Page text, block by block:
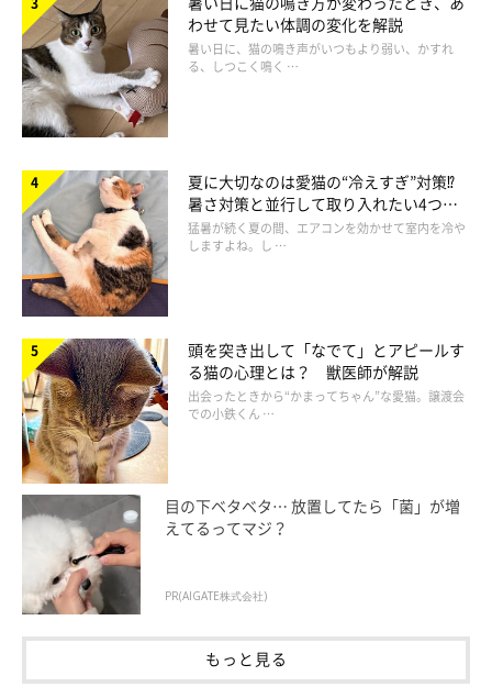
@mpvql
ドヤッ
体の伸び具合やハマり具合も気になりますが、どうしても注目し
てしまうのがくろすけちゃんのこのお顔。ものすごいドヤ顔です
よね！ このお写真を撮ったのは、くろすけちゃんが生後6カ月
頃だったそうで…そんな時期からこんな貫禄が出せてしまうので
わせて見たい体調の変化を解説
暑い日に、猫の鳴き声がいつもより弱い、かすれ
る、しつこく鳴く …
夏に大切なのは愛猫の“冷えすぎ”対策⁉
暑さ対策と並行して取り入れたい4つの
工夫
猛暑が続く夏の間、エアコンを効かせて室内を冷や
しますよね。し …
頭を突き出して「なでて」とアピールす
る猫の心理とは？ 獣医師が解説
出会ったときから“かまってちゃん”な愛猫。譲渡会
での小鉄くん …
目の下ベタベタ… 放置してたら「菌」が増
えてるってマジ？
PR(AIGATE株式会社)
もっと見る